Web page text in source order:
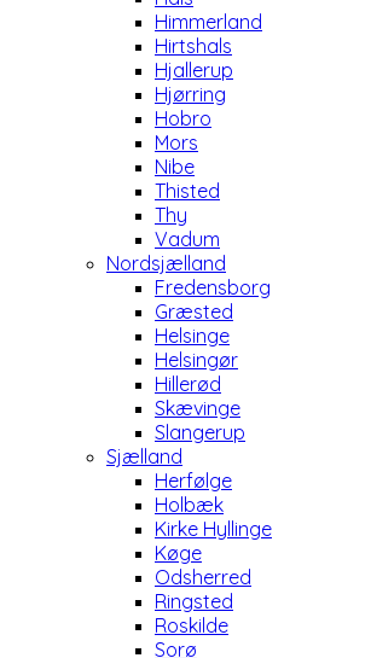
Himmerland
Hirtshals
Hjallerup
Hjørring
Hobro
Mors
Nibe
Thisted
Thy
Vadum
Nordsjælland
Fredensborg
Græsted
Helsinge
Helsingør
Hillerød
Skævinge
Slangerup
Sjælland
Herfølge
Holbæk
Kirke Hyllinge
Køge
Odsherred
Ringsted
Roskilde
Sorø